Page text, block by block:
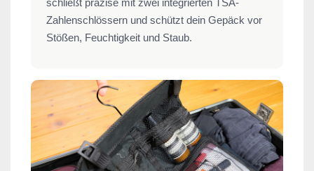
Zahlenschlössern und schützt dein Gepäck vor
Stößen, Feuchtigkeit und Staub.